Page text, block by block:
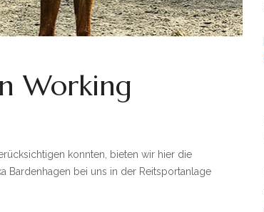
Working
konnten, bieten wir hier die
Bardenhagen bei uns in der Reitsportanlage